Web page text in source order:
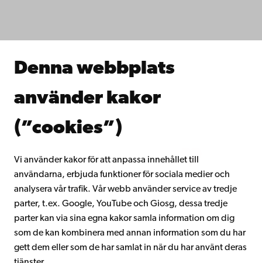
Denna webbplats
använder kakor
(”cookies”)
Vi använder kakor för att anpassa innehållet till
användarna, erbjuda funktioner för sociala medier och
analysera vår trafik. Vår webb använder service av tredje
parter, t.ex. Google, YouTube och Giosg, dessa tredje
parter kan via sina egna kakor samla information om dig
som de kan kombinera med annan information som du har
gett dem eller som de har samlat in när du har använt deras
Samarbeta med oss
Kontinuerligt lärande
Gå med i Åbo Akademis alumnnätverk
Intranätet
Facebook InstagramYouTube LinkedIn Blog Snapchat